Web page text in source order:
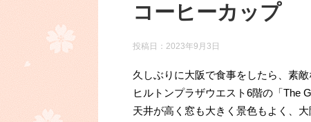
コーヒーカップ
投稿日： 2023年9月3日
久しぶりに大阪で食事をしたら、素
ヒルトンプラザウエスト6階の「The
天井が高く窓も大きく景色もよく、